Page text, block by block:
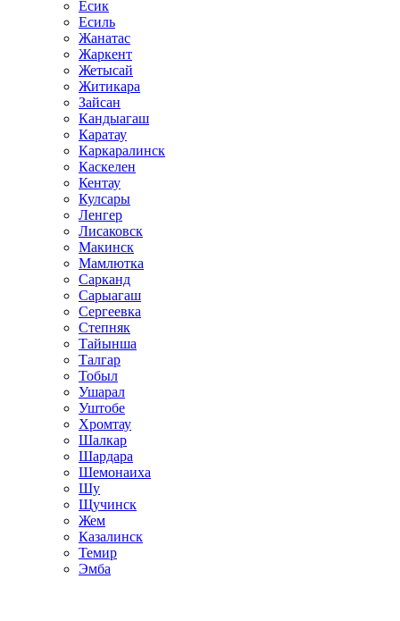
Есик
Есиль
Жанатас
Жаркент
Жетысай
Житикара
Зайсан
Кандыагаш
Каратау
Каркаралинск
Каскелен
Кентау
Кулсары
Ленгер
Лисаковск
Макинск
Мамлютка
Сарканд
Сарыагаш
Сергеевка
Степняк
Тайынша
Талгар
Тобыл
Ушарал
Уштобе
Хромтау
Шалкар
Шардара
Шемонаиха
Шу
Щучинск
Жем
Казалинск
Темир
Эмба